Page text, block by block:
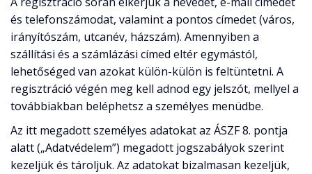
és telefonszámodat, valamint a pontos címedet (város,
irányítószám, utcanév, házszám). Amennyiben a
szállítási és a számlázási címed eltér egymástól,
lehetőséged van azokat külön-külön is feltüntetni. A
regisztráció végén meg kell adnod egy jelszót, mellyel a
továbbiakban beléphetsz a személyes menüdbe.
Az itt megadott személyes adatokat az ÁSZF 8. pontja
alatt („Adatvédelem”) megadott jogszabályok szerint
kezeljük és tároljuk. Az adatokat bizalmasan kezeljük,